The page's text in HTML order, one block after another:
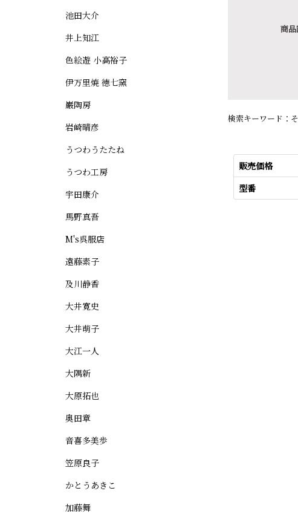
商
検索キーワード：
販売価格
型番
池田大介
井上知江
色絵遊 小高裕子
伊万里焼 徳七窯
巌陶房
岩崎晴彦
うつわうたたね
うつわ工房
宇田康介
馬野真吾
M's呉服店
遠藤素子
及川静香
大井寛史
大井萌子
大江一人
大隅新
大原拓也
奥田章
音喜多美歩
笠原良子
かとうあきこ
加藤舞